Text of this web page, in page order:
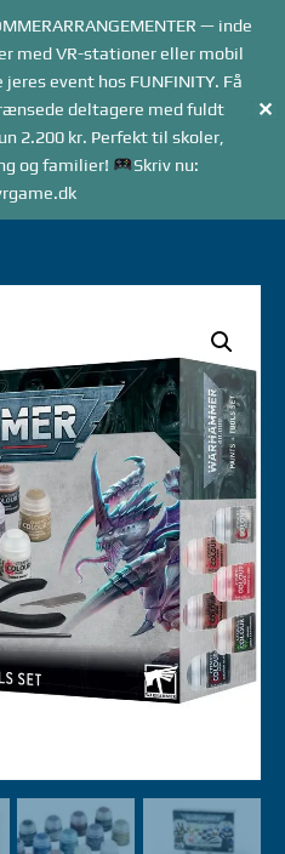
— inde
med VR-stationer eller mobil
event hos FUNFINITY. Få
deltagere med fuldt
2.200 kr. Perfekt til skoler,
og familier!
Skriv nu:
✕
Menu